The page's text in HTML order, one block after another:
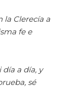
la Clerecía a
fe e
a día, y
sé